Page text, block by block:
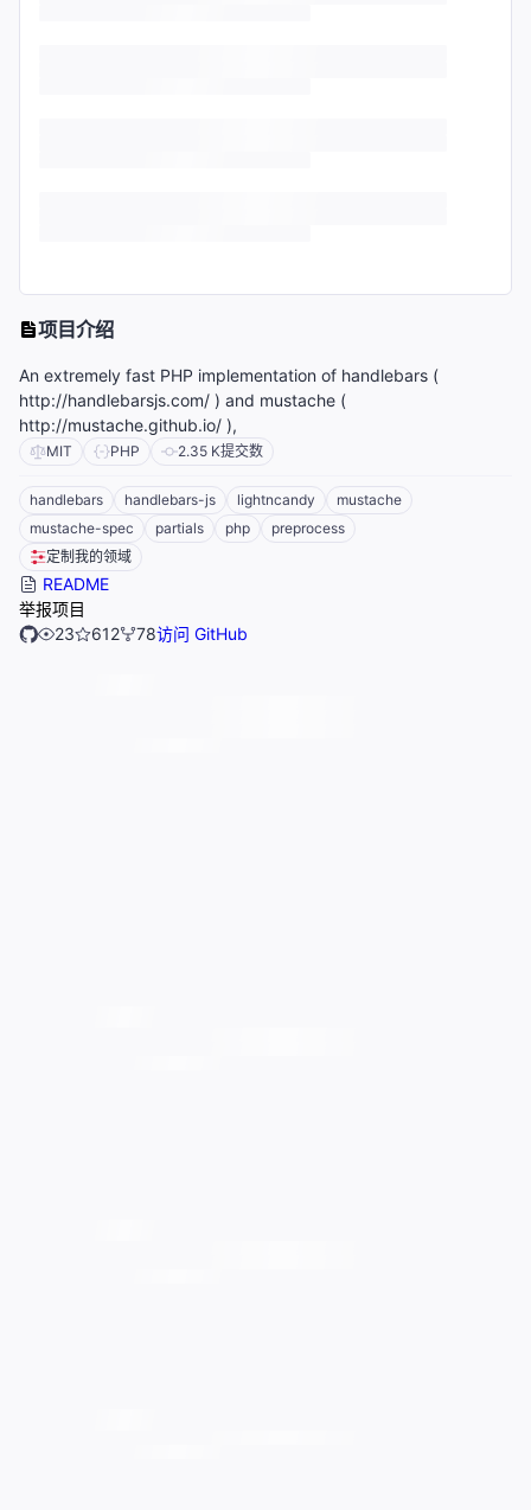
项目介绍
An extremely fast PHP implementation of handlebars (
http://handlebarsjs.com/ ) and mustache (
http://mustache.github.io/ ),
MIT PHP 2.35 K提交数
handlebars handlebars-js lightncandy
mustache
mustache-spec
partials php
preprocess
定制我的领域
README
举报项目
23
612 78访问 GitHub